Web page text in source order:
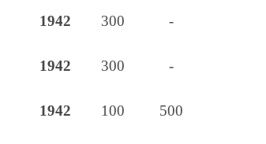
1942 300 -
1942 300 -
1942 100 500